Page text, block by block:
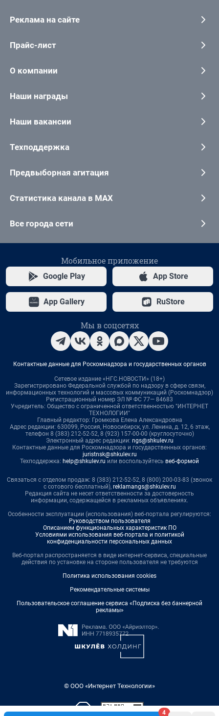
4
Реклама на сайте
Прайс-лист
О компании
Наши награды
Наши вакансии
Техподдержка
Предвыборная агитация
Статистика канала в MAX
Все города сети
Мобильное приложение
Google Play App Store
App Gallery RuStore
Мы в соцсетях
Контактные данные для Роскомнадзора и государственных органов
Сетевое издание «НГС.НОВОСТИ» (18+)
Зарегистрировано Федеральной службой по надзору в сфере связи,
информационных технологий и массовых коммуникаций (Роскомнадзор)
Регистрационный номер ЭЛ № ФС 77— 84683
Учредитель: Общество с ограниченной ответственностью "ИНТЕРНЕТ
ТЕХНОЛОГИИ"
Главный редактор: Громкова Елена Александровна
Адрес редакции: 630099, Россия, Новосибирск, ул. Ленина, д. 12, 6 этаж,
телефон 8 (383) 212-52-52, 8 (923) 157-00-00 (круглосуточно)
Электронный адрес редакции: ngs@shkulev.ru
Контактные данные для Роскомнадзора и государственных органов:
juristnsk@shkulev.ru
Техподдержка: help@shkulev.ru или воспользуйтесь веб-формой
Связаться с отделом продаж: 8 (383) 212-52-52, 8 (800) 200-03-83 (звонок
с сотового бесплатный), reklamangs@shkulev.ru
Редакция сайта не несет ответственности за достоверность
информации, содержащейся в рекламных объявлениях.
Особенности эксплуатации (использования) веб-портала регулируются:
Руководством пользователя
Описанием функциональных характеристик ПО
Условиями использования веб-портала и политикой
конфиденциальности персональных данных
Веб-портал распространяется в виде интернет-сервиса, специальные
действия по установке на стороне пользователя не требуются
Политика использования cookies
Рекомендательные системы
Пользовательское соглашение сервиса «Подписка без баннерной
рекламы»
© ООО «Интернет Технологии»